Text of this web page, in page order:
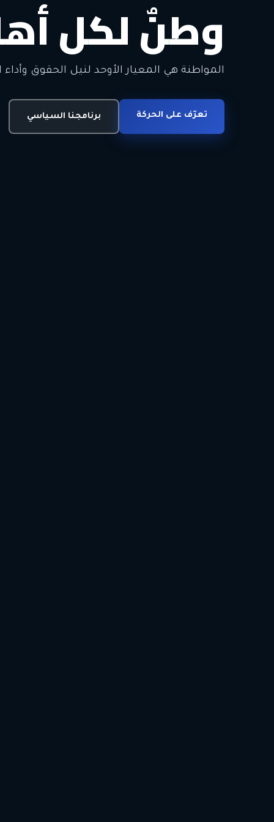
وطنٌ لكل
المواطنة هي المعيار الأوحد لنيل الحقوق وأداء
تعرّف على الحركة برنامجنا السياسي
معاً من أجل
الحرية • الوحدة • السلام • الديمقراطية
انضم للحركة اتصل بنا